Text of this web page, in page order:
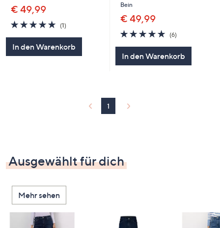
€ 49,99
5.0
von
(1)
In den Warenkorb
Bein
€ 49,99
4.8
von
(6)
In den Warenkorb
1
Ausgewählt für dich
Mehr sehen